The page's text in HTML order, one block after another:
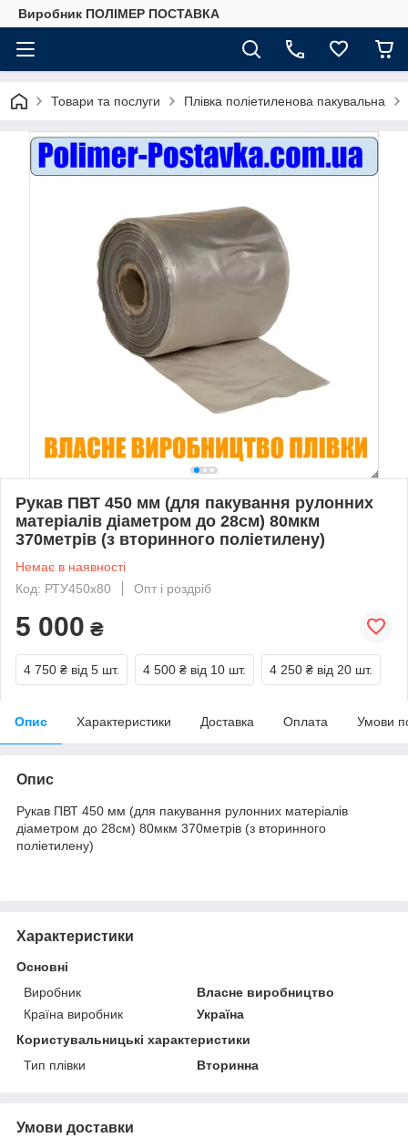
Виробник ПОЛІМЕР ПОСТАВКА
Товари та послуги Плівка поліетиленова пакувальна
Рукав ПВТ 450 мм (для пакування рулонних
матеріалів діаметром до 28см) 80мкм
370метрів (з вторинного поліетилену)
Немає в наявності
Код: РТУ450х80
Опт і роздріб
5 000 ₴
4 750 ₴ від 5 шт. 4 500 ₴ від 10 шт. 4 250 ₴ від 20 шт.
Опис Характеристики Доставка Оплата Умови
Опис
Рукав ПВТ 450 мм (для пакування рулонних матеріалів
діаметром до 28см) 80мкм 370метрів (з вторинного
поліетилену)
Характеристики
Основні
Виробник
Власне виробництво
Країна виробник
Україна
Користувальницькі характеристики
Тип плівки
Вторинна
Умови доставки